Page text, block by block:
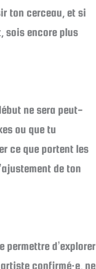
ton cerceau, et si
sois encore plus
ne sera peut-
ou que tu
ce que portent les
de ton
permettre d’explorer
confirmé·e, ne